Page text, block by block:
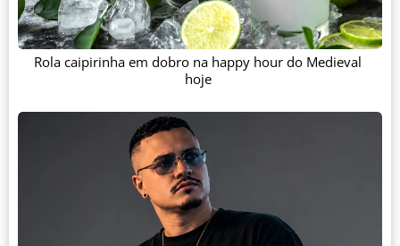
Rola caipirinha em dobro na happy hour do Medieval
hoje